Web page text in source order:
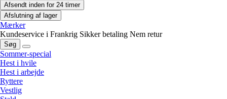
Afsendt inden for 24 timer
Afslutning af lager
Mærker
Kundeservice i Frankrig Sikker betaling Nem retur
Søg
Sommer-special
Hest i hvile
Hest i arbejde
Ryttere
Vestlig